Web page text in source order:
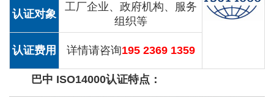
认证对象
工厂企业、政府机构、服务
组织等
认证费用 详情请咨询195 2369 1359
巴中 ISO14000认证特点：